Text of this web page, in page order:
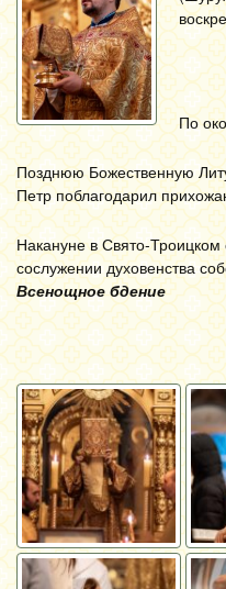
По
Позднюю Божественную
Петр поблагодарил
Накануне в Свято-
сослужении духовенства
Всенощное бдение